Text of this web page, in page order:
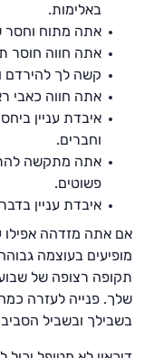
באלימות.
אתה מתוח וחסר
אתה חווה חוסר
קשה לך להירדם
אתה חווה כאבי
איבדת עניין
וחברים.
אתה מתקשה
פשוטים.
איבדת עניין
אם אתה מזדהה אפילו
מופיעים בעוצמה
תקופה רצופה של
שלך. פנייה לעזרה
בשבילך ובשביל